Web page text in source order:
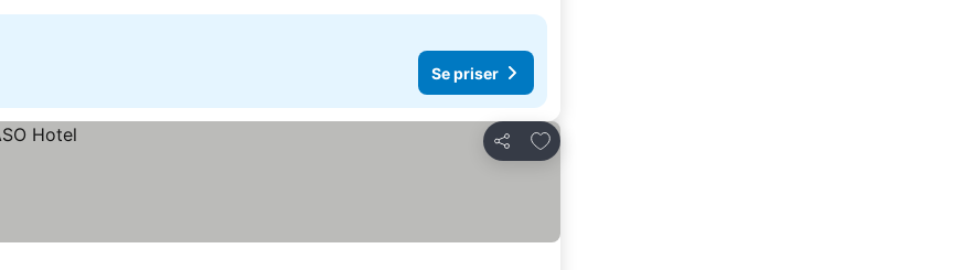
Se priser
Dela
Lägg till i Mina Favoriter